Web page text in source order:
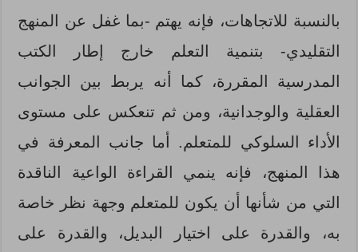
بالنسبة للاتجاهات، فإنه يهتم -بما غفل عن المنهج
التقليدي- بتنمية التعلم خارج إطار الكتب
المدرسية المقررة، كما أنه يربط بين الجوانب
العقلية والوجدانية، ومن ثم تنعكس على مستوى
الأداء السلوكي للمتعلم. أما جانب المعرفة في
هذا المنهج، فإنه ينمي القراءة الواعية الناقدة
التي من شأنها أن يكون للمتعلم وجهة نظر خاصة
به، والقدرة على اختيار البديل، والقدرة على